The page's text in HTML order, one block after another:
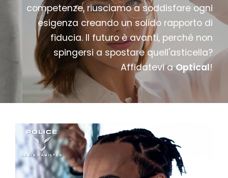
competenze, riusciamo a soddisfare ogni
esigenza creando un solido rapporto di
fiducia. Il futuro è avanti, perché non
spingersi a spostare quell'asticella?
Affidatevi aOptical!